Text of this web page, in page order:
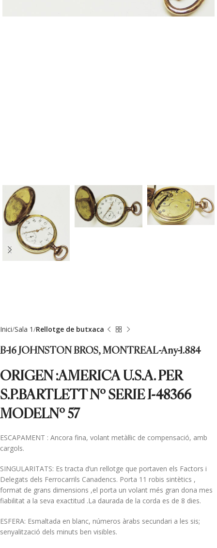
Inici Sala 1 Rellotge de butxaca
B-16 JOHNSTON BROS, MONTREAL-Any-1.884
ORIGEN :AMERICA U.S.A. PER
S.P.BARTLETT Nº SERIE I-48366
MODELNº 57
ESCAPAMENT : Ancora fina, volant metàl·lic de compensació, amb
cargols.
SINGULARITATS: Es tracta d’un rellotge que portaven els Factors i
Delegats dels Ferrocarrils Canadencs. Porta 11 robis sintètics ,
format de grans dimensions ,el porta un volant més gran dona mes
fiabilitat a la seva exactitud .La daurada de la corda es de 8 dies.
ESFERA: Esmaltada en blanc, números àrabs secundari a les sis;
senyalització dels minuts ben visibles.